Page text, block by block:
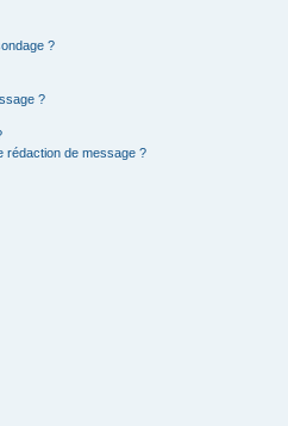
?
?
rédaction de message ?